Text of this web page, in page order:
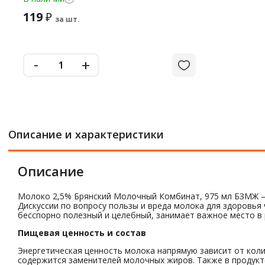
119₽ за шт.
- +
Описание и характеристики
Описание
Молоко 2,5% Брянский Молочный Комбинат, 975 мл БЗМЖ –
Дискуссии по вопросу пользы и вреда молока для
бесспорно полезный и целебный, занимает важное место в
Пищевая ценность и состав
Энергетическая ценность молока напрямую зависит от
содержится заменителей молочных жиров. Также в